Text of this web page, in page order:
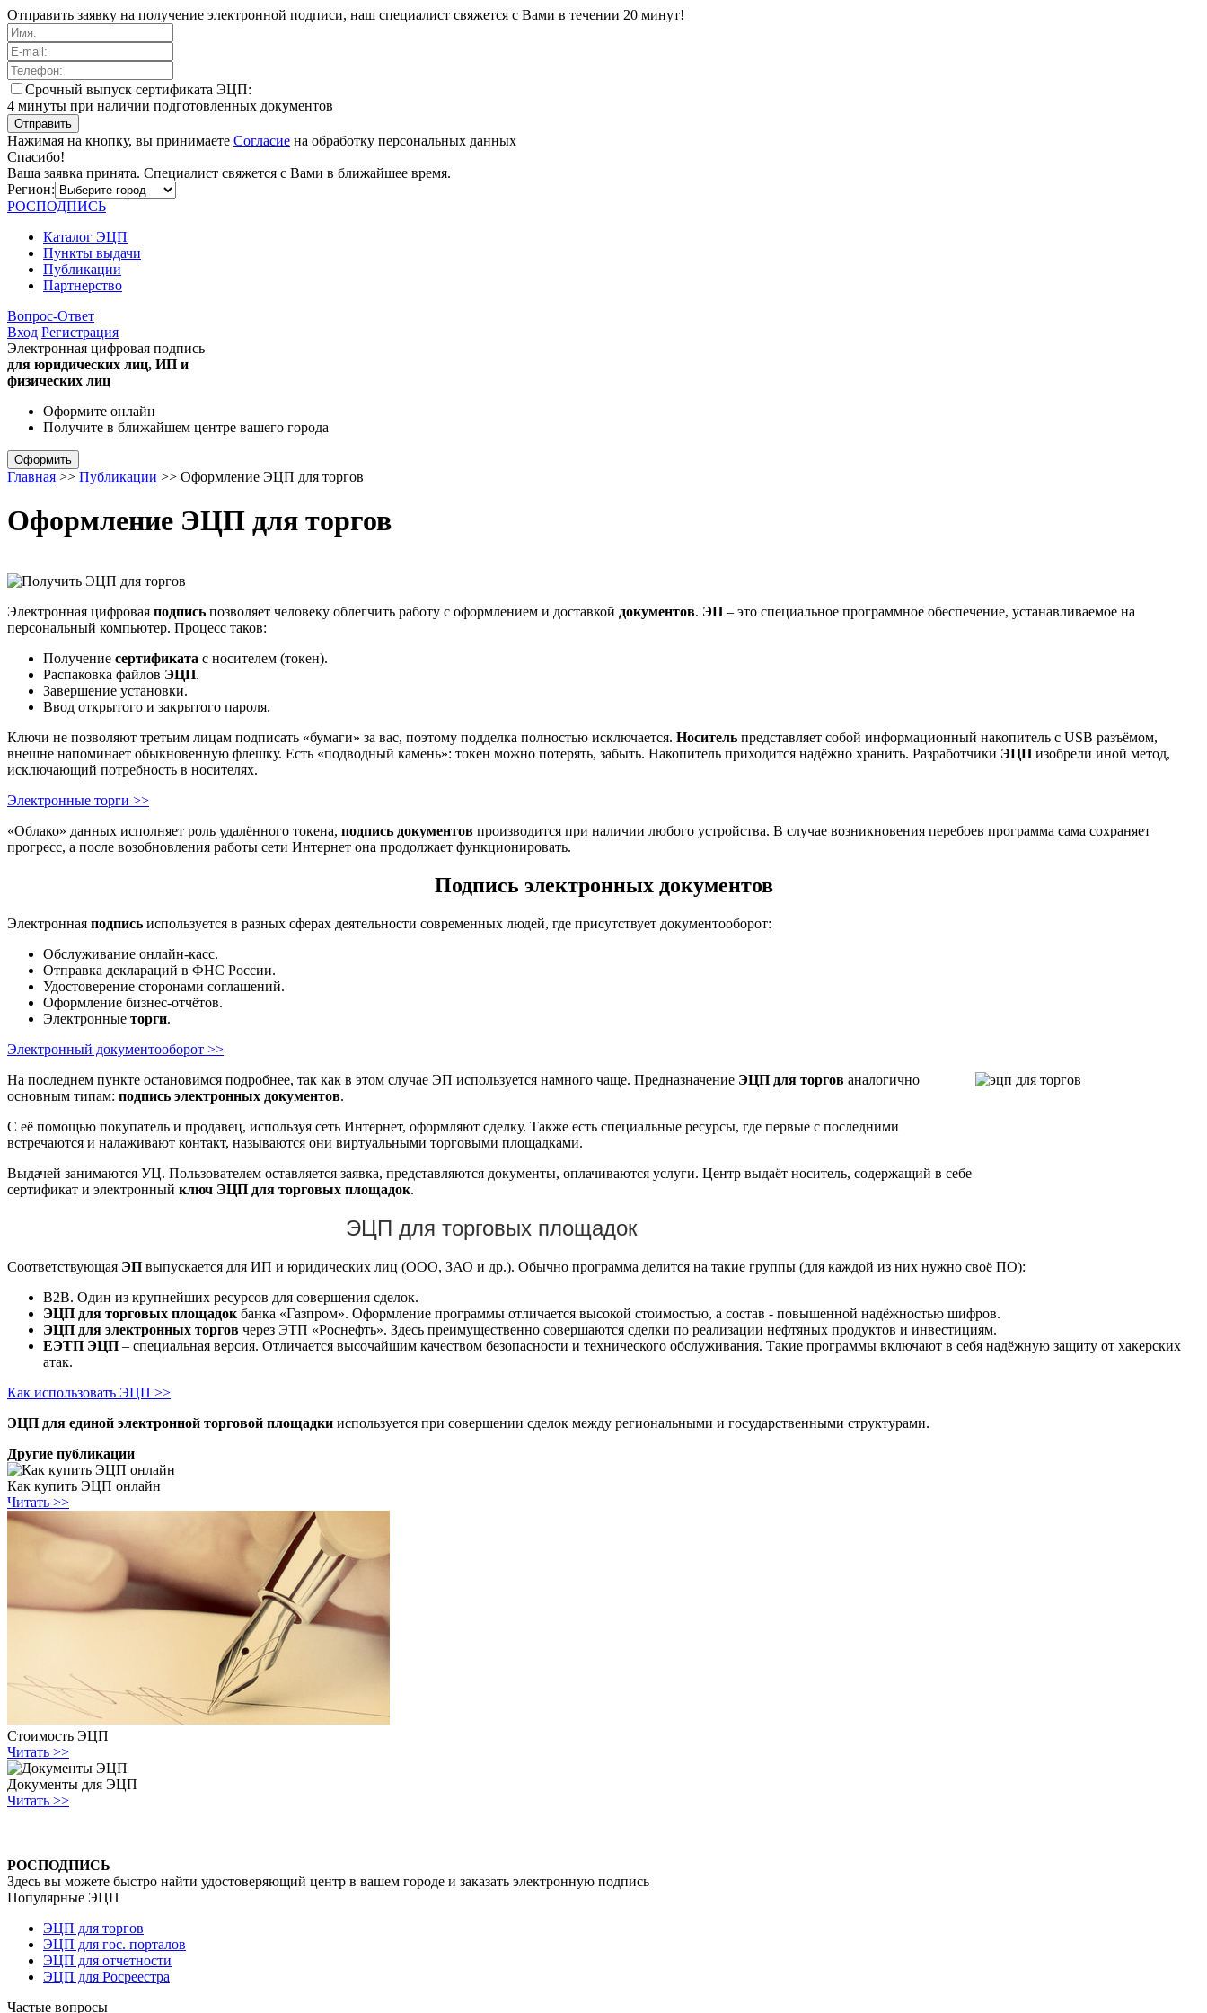
Отправить заявку на получение электронной подписи, наш специалист свяжется с Вами в течении 20 минут!
Cрочный выпуск сертификата ЭЦП:
4 минуты при наличии подготовленных документов
Отправить
Нажимая на кнопку, вы принимаете Согласие на обработку персональных данных
Спасибо!
Ваша заявка принята. Специалист свяжется с Вами в ближайшее время.
Регион:
РОСПОДПИСЬ
Каталог ЭЦП
Пункты выдачи
Публикации
Партнерство
Вопрос-Ответ
Вход Регистрация
Электронная цифровая подпись
для юридических лиц, ИП и
физических лиц
Оформите онлайн
Получите в ближайшем центре вашего города
Оформить
Главная >> Публикации >> Оформление ЭЦП для торгов
Оформление ЭЦП для торгов
Электронная цифровая подпись позволяет человеку облегчить работу с оформлением и доставкой документов. ЭП – это специальное программное обеспечение, устанавливаемое на
персональный компьютер. Процесс таков:
Получение сертификата с носителем (токен).
Распаковка файлов ЭЦП.
Завершение установки.
Ввод открытого и закрытого пароля.
Ключи не позволяют третьим лицам подписать «бумаги» за вас, поэтому подделка полностью исключается. Носитель представляет собой информационный накопитель с USB разъёмом,
внешне напоминает обыкновенную флешку. Есть «подводный камень»: токен можно потерять, забыть. Накопитель приходится надёжно хранить. Разработчики ЭЦП изобрели иной метод,
исключающий потребность в носителях.
Электронные торги >>
«Облако» данных исполняет роль удалённого токена, подпись документов производится при наличии любого устройства. В случае возникновения перебоев программа сама сохраняет
прогресс, а после возобновления работы сети Интернет она продолжает функционировать.
Подпись электронных документов
Электронная подпись используется в разных сферах деятельности современных людей, где присутствует документооборот:
Обслуживание онлайн-касс.
Отправка деклараций в ФНС России.
Удостоверение сторонами соглашений.
Оформление бизнес-отчётов.
Электронные торги.
Электронный документооборот >>
На последнем пункте остановимся подробнее, так как в этом случае ЭП используется намного чаще. Предназначение ЭЦП для торгов аналогично
основным типам: подпись электронных документов.
С её помощью покупатель и продавец, используя сеть Интернет, оформляют сделку. Также есть специальные ресурсы, где первые с последними
встречаются и налаживают контакт, называются они виртуальными торговыми площадками.
Выдачей занимаются УЦ. Пользователем оставляется заявка, представляются документы, оплачиваются услуги. Центр выдаёт носитель, содержащий в себе
сертификат и электронный ключ ЭЦП для торговых площадок.
ЭЦП для торговых площадок
Соответствующая ЭП выпускается для ИП и юридических лиц (ООО, ЗАО и др.). Обычно программа делится на такие группы (для каждой из них нужно своё ПО):
В2В. Один из крупнейших ресурсов для совершения сделок.
ЭЦП для торговых площадок банка «Газпром». Оформление программы отличается высокой стоимостью, а состав - повышенной надёжностью шифров.
ЭЦП для электронных торгов через ЭТП «Роснефть». Здесь преимущественно совершаются сделки по реализации нефтяных продуктов и инвестициям.
ЕЭТП ЭЦП – специальная версия. Отличается высочайшим качеством безопасности и технического обслуживания. Такие программы включают в себя надёжную защиту от хакерских
атак.
Как использовать ЭЦП >>
ЭЦП для единой электронной торговой площадки используется при совершении сделок между региональными и государственными структурами.
Другие публикации
Как купить ЭЦП онлайн
Читать >>
Стоимость ЭЦП
Читать >>
Документы для ЭЦП
Читать >>
РОСПОДПИСЬ
Здесь вы можете быстро найти удостоверяющий центр в вашем городе и заказать электронную подпись
Популярные ЭЦП
ЭЦП для торгов
ЭЦП для гос. порталов
ЭЦП для отчетности
ЭЦП для Росреестра
Частые вопросы